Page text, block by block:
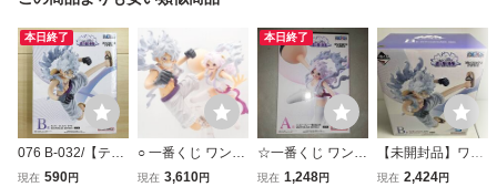
本日終了
076 B-032/【テー
プ2度貼り品】一
現在 590円
○ 一番くじ ワンピ
ース 思い描く未来
現在 3,610円
本日終了
☆一番くじ ワンピ
ース 思い描く未来
現在 1,248円
【未開封品】ワン
ピース 思い描く未
現在 2,424円